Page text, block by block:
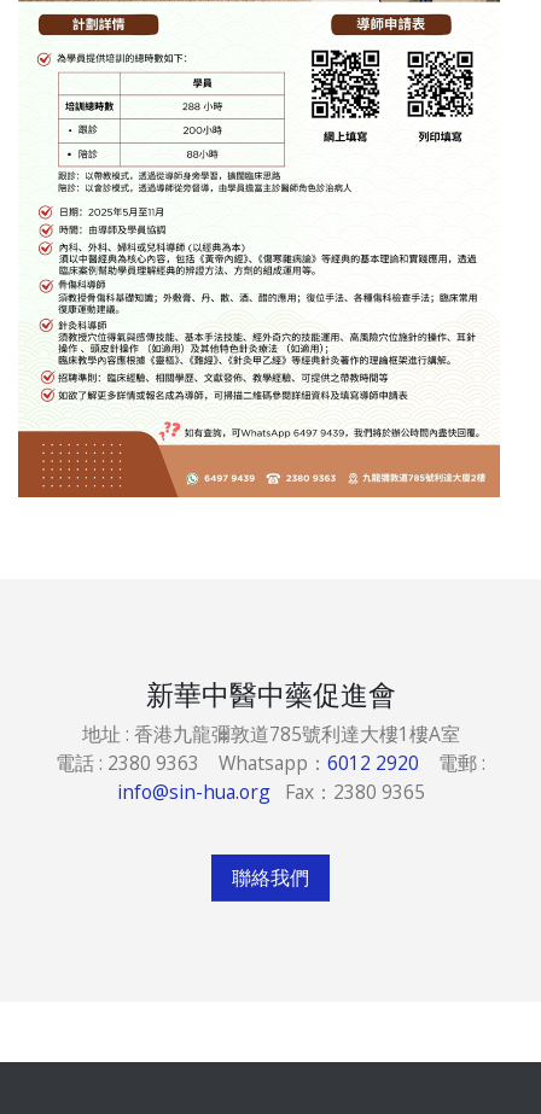
新華中醫中藥促進會
地址 : 香港九龍彌敦道785號利達大樓1樓A室
電話 : 2380 9363 Whatsapp： 6012 2920 電郵 :
info@sin-hua.orgFax：2380 9365
聯絡我們